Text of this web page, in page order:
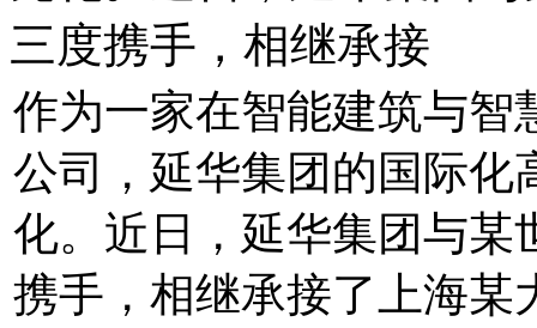
三度携手，相继承接
作为一家在智能建筑与智
公司，延华集团的国际化
化。近日，延华集团与某
携手，相继承接了上海某